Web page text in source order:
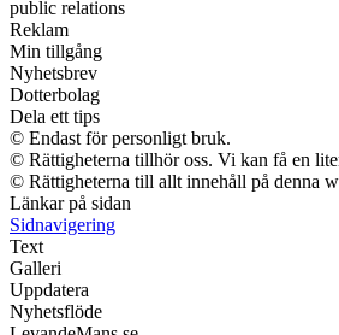
public relations
Reklam
Min tillgång
Nyhetsbrev
Dotterbolag
Dela ett tips
© Endast för personligt bruk.
© Rättigheterna tillhör oss. Vi kan få en
© Rättigheterna till allt innehåll på denna
Länkar på sidan
Sidnavigering
Text
Galleri
Uppdatera
Nyhetsflöde